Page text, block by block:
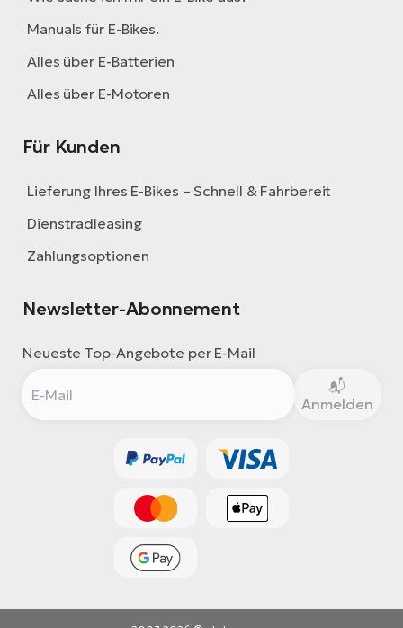
Manuals für E-Bikes.
Alles über E-Batterien
Alles über E-Motoren
Für Kunden
Lieferung Ihres E-Bikes – Schnell & Fahrbereit
Dienstradleasing
Zahlungsoptionen
Newsletter-Abonnement
Neueste Top-Angebote per E-Mail
Anmelden